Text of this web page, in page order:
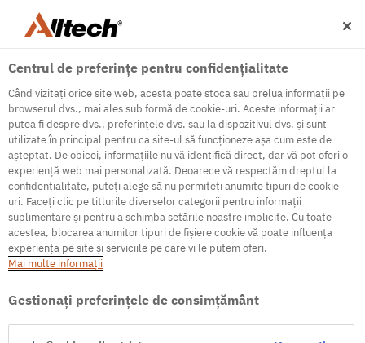
500
Internal Error Server
It seems we're experiencing some technical
difficulties. Try refreshing the page or go to the
homepage
Go to Homepage
Centrul de preferințe pentru confidențialitate
Când vizitați orice site web, acesta poate stoca sau prelua informații pe
browserul dvs., mai ales sub formă de cookie-uri. Aceste informații ar
putea fi despre dvs., preferințele dvs. sau la dispozitivul dvs. și sunt
utilizate în principal pentru ca site-ul să funcționeze așa cum este de
așteptat. De obicei, informațiile nu vă identifică direct, dar vă pot oferi o
experiență web mai personalizată. Deoarece vă respectăm dreptul la
confidențialitate, puteți alege să nu permiteți anumite tipuri de cookie-
uri. Faceți clic pe titlurile diverselor categorii pentru informații
suplimentare și pentru a schimba setările noastre implicite. Cu toate
acestea, blocarea anumitor tipuri de fișiere cookie vă poate influența
experiența pe site și serviciile pe care vi le putem oferi.
Mai multe informaţii
Gestionați preferințele de consimțământ